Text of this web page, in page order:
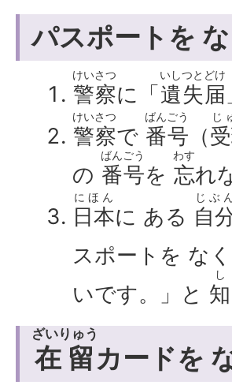
パスポートを
警察
けいさつ
に「遺失届
いしつとどけ
警察
けいさつ
で 番号
ばんごう
（
じ
の 番号
ばんごう
を 忘
わす
れ
日本
にほん
に ある 自
じぶ
スポートを なく
いです。」と 知
し
在留
ざいりゅう
カードを